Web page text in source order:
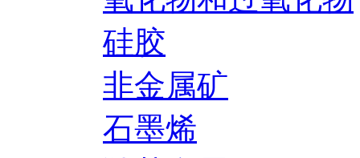
硅胶
非金属矿
石墨烯